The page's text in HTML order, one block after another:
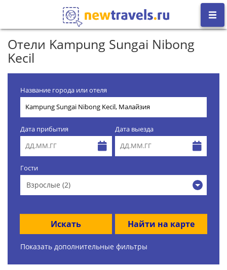
Отели Kampung Sungai Nibong
Kecil
Название города или отеля
Дата прибытия Дата выезда
Гости
Взрослые (2)
Искать Найти на карте
Показать дополнительные фильтры